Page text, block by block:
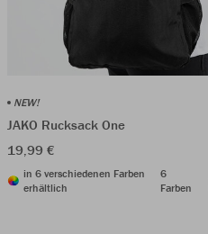
NEW!
JAKO Rucksack One
19,99 €
in 6 verschiedenen Farben
erhältlich
6
Farben